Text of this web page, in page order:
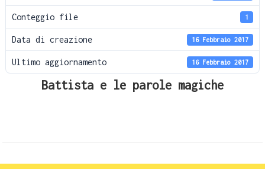
Conteggio file 1
Data di creazione 16 Febbraio 2017
Ultimo aggiornamento 16 Febbraio 2017
Battista e le parole magiche